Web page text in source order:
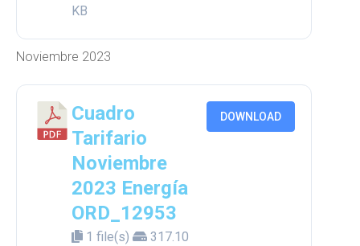
KB
Noviembre 2023
Cuadro
Tarifario
Noviembre
2023 Energía
ORD_12953
1 file(s)
317.10
DOWNLOAD